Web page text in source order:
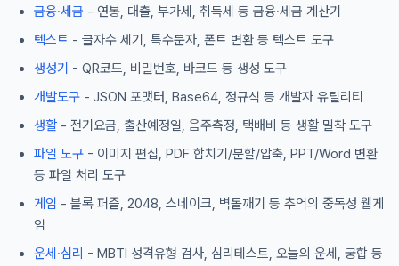
금융·세금 - 연봉, 대출, 부가세, 취득세 등 금융·세금 계산기
텍스트 - 글자수 세기, 특수문자, 폰트 변환 등 텍스트 도구
생성기 - QR코드, 비밀번호, 바코드 등 생성 도구
개발도구 - JSON 포맷터, Base64, 정규식 등 개발자 유틸리티
생활 - 전기요금, 출산예정일, 음주측정, 택배비 등 생활 밀착 도구
파일 도구 - 이미지 편집, PDF 합치기/분할/압축, PPT/Word 변환
등 파일 처리 도구
게임 - 블록 퍼즐, 2048, 스네이크, 벽돌깨기 등 추억의 중독성 웹게
임
운세·심리 - MBTI 성격유형 검사, 심리테스트, 오늘의 운세, 궁합 등